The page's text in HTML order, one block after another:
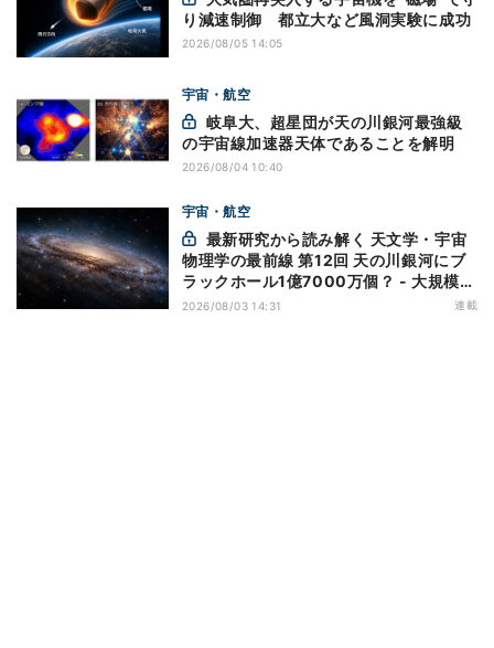
り減速制御 都立大など風洞実験に成功
2026/08/05 14:05
宇宙・航空
の宇宙線加速器天体であることを解明
2026/08/04 10:40
宇宙・航空
物理学の最前線 第12回 天の川銀河にブ
ラックホール1億7000万個？ - 大規模計
算が描くその分布
2026/08/03 14:31 連載